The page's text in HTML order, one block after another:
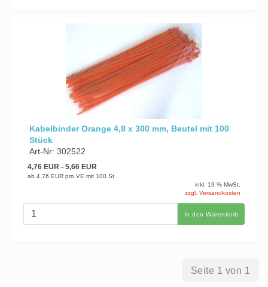
Kabelbinder Orange 4,8 x 300 mm, Beutel mit 100
Stück
Art-Nr: 302522
4,76 EUR- 5,66 EUR
ab 4,76 EUR pro VE mit 100 St.
inkl. 19 % MwSt.
zzgl. Versandkosten
In den Warenkorb
Seite 1 von 1